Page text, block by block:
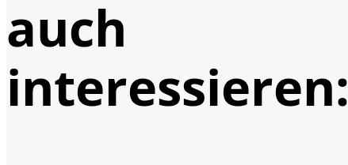
auch
interessieren: